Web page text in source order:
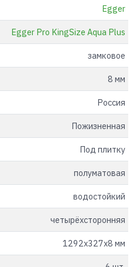
Egger
Egger Pro KingSize Aqua Plus
замковое
8 мм
Россия
Пожизненная
Под плитку
полуматовая
водостойкий
четырёхсторонняя
1292x327x8 мм